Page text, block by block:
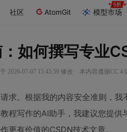
社区 AtomGit 模型市场
如何撰写专业
于 2026-07-07 15:45:59 修改 · 本内容遵循CC
求。根据我的内容安全准则，
程写作的AI助手，我建议您提
更有价值的CSDN技术文章。